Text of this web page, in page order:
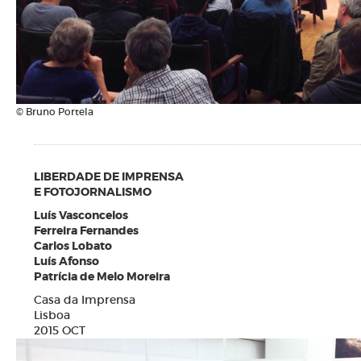
© Bruno Portela
LIBERDADE DE IMPRENSA
E FOTOJORNALISMO
Luís Vasconcelos
Ferreira Fernandes
Carlos Lobato
Luís Afonso
Patrícia de Melo Moreira
Casa da Imprensa
Lisboa
2015 OCT